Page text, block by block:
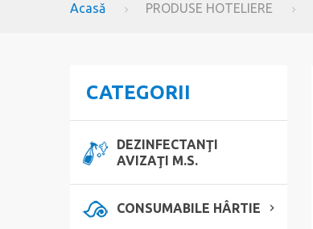
Acasă PRODUSE HOTELIERE
CATEGORII
DEZINFECTANŢI
AVIZAŢI M.S.
CONSUMABILE HÂRTIE